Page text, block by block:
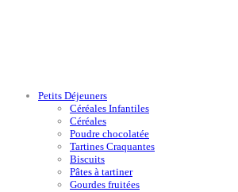
Petits Déjeuners
Céréales Infantiles
Céréales
Poudre chocolatée
Tartines Craquantes
Biscuits
Pâtes à tartiner
Gourdes fruitées